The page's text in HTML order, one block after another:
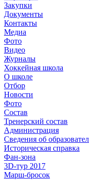
Закупки
Документы
Контакты
Медиа
Фото
Видео
Журналы
Хоккейная школа
О школе
Отбор
Новости
Фото
Состав
Тренерский состав
Администрация
Сведения об
Историческая справка
Фан-зона
3D-тур 2017
Марш-бросок